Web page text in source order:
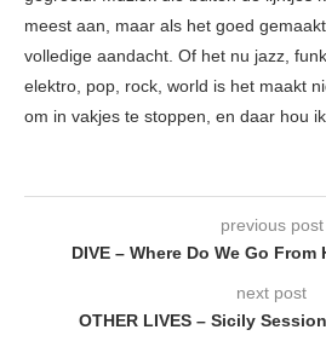
meest aan, maar als het goed
volledige aandacht. Of het nu jazz,
elektro, pop, rock, world is het maakt
om in vakjes te stoppen, en daar hou ik
previous post
DIVE – Where Do We Go
next post
OTHER LIVES – Sicily